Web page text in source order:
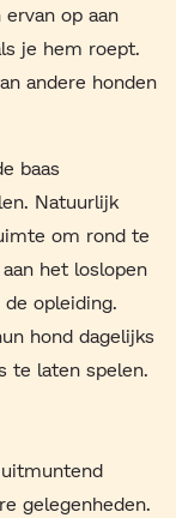
op aan
je hem roept.
andere honden
baas
Natuurlijk
om rond te
het loslopen
opleiding.
hond dagelijks
te laten spelen.
gelegenheden.